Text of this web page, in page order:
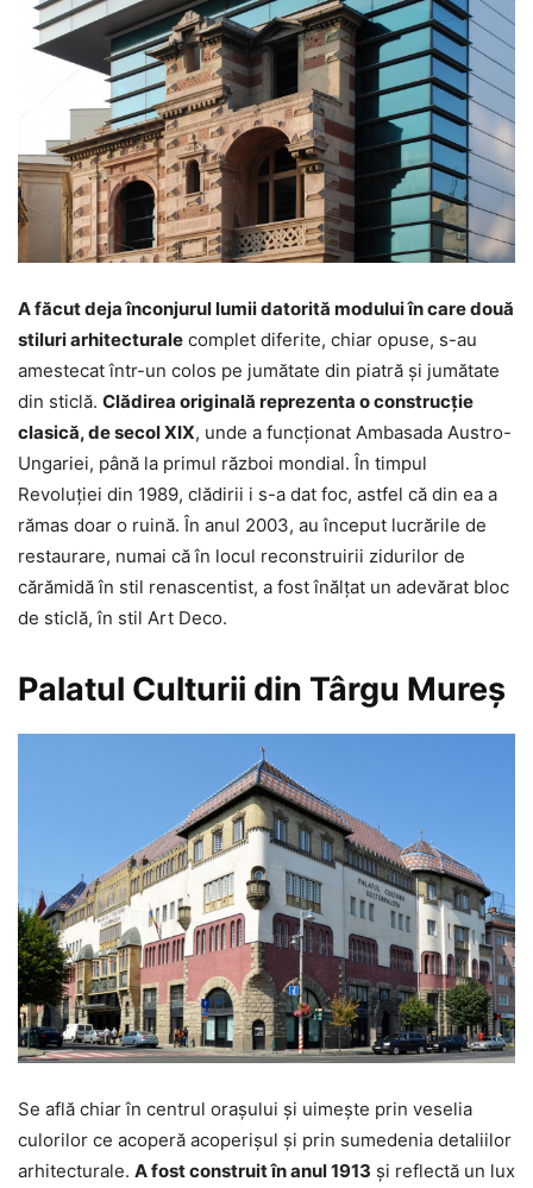
A făcut deja înconjurul lumii datorită modului în care două
stiluri arhitecturale complet diferite, chiar opuse, s-au
amestecat într-un colos pe jumătate din piatră și jumătate
din sticlă. Clădirea originală reprezenta o construcție
clasică, de secol XIX, unde a funcționat Ambasada Austro-
Ungariei, până la primul război mondial. În timpul
Revoluției din 1989, clădirii i s-a dat foc, astfel că din ea a
rămas doar o ruină. În anul 2003, au început lucrările de
restaurare, numai că în locul reconstruirii zidurilor de
cărămidă în stil renascentist, a fost înălțat un adevărat bloc
de sticlă, în stil Art Deco.
Palatul Culturii din Târgu Mureș
Se află chiar în centrul orașului și uimește prin veselia
culorilor ce acoperă acoperișul și prin sumedenia detaliilor
arhitecturale. A fost construit în anul 1913 și reflectă un lux